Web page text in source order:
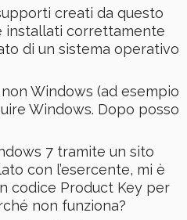
creati da questo
installati correttamente
di un sistema operativo
Windows (ad esempio
Windows. Dopo posso
7 tramite un sito
con l’esercente, mi è
codice Product Key per
non funziona?